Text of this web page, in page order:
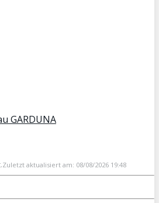
GARDUNA
Zuletzt aktualisiert am: 08/08/2026 19:48